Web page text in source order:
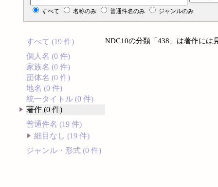
すべて 名称のみ 普通件名のみ ジャンルのみ
すべて (19 件)
個人名 (0 件)
家族名 (0 件)
団体名 (0 件)
地名 (0 件)
統一タイトル (0 件)
著作 (0 件)
普通件名 (19 件)
細目なし (19 件)
ジャンル・形式 (0 件)
NDC10の分類「438」は著作には